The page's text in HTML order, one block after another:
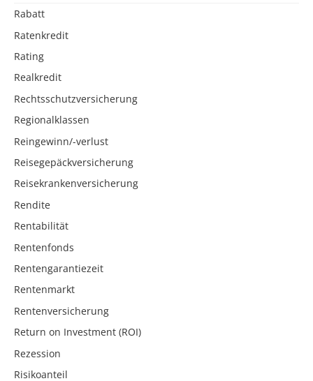
Rabatt
Ratenkredit
Rating
Realkredit
Rechtsschutzversicherung
Regionalklassen
Reingewinn/-verlust
Reisegepäckversicherung
Reisekrankenversicherung
Rendite
Rentabilität
Rentenfonds
Rentengarantiezeit
Rentenmarkt
Rentenversicherung
Return on Investment (ROI)
Rezession
Risikoanteil